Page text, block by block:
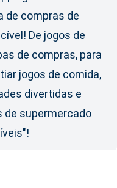
de compras de
De jogos de
de compras, para
jogos de comida,
divertidas e
de supermercado